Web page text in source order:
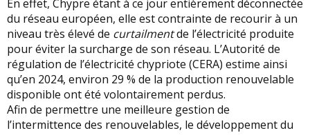
En effet, Chypre étant à ce jour entièrement déconnectée
du réseau européen, elle est contrainte de recourir à un
niveau très élevé de curtailmentde l’électricité produite
pour éviter la surcharge de son réseau. L’Autorité de
régulation de l’électricité chypriote (CERA) estime ainsi
qu’en 2024, environ 29 % de la production renouvelable
disponible ont été volontairement perdus.
Afin de permettre une meilleure gestion de
l’intermittence des renouvelables, le développement du